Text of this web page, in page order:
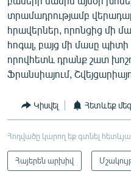
տրամադրությամբ
հրավերներ, որոնցից մի
հոգալ, բայց մի մասը պիտի
որովհետև դրանք շատ
Ֆրանսիայում,
Կիսվել Հետևեք մեզ
Հոդվածը կարող եք գտնել
Հայերեն արխիվ